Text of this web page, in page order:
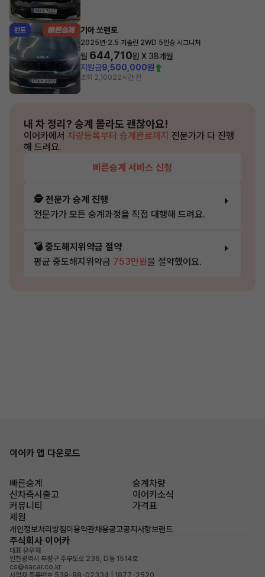
렌트 기아 쏘렌토
2025년·2.5 가솔린 2WD 5인승 시그니처
월 644,710원 X 38개월
지원금9,500,000원
조회 2,10022시간 전
내 차 정리? 승계 몰라도 괜찮아요!
이어카에서 차량등록부터 승계완료까지 전문가가 다 진행
해 드려요.
빠른승계 서비스 신청
🕵️ 전문가 승계 진행
전문가가 모든 승계과정을 직접 대행해 드려요.
💣 중도해지위약금 절약
평균 중도해지위약금 753만원을 절약했어요.
이어카 앱 다운로드
빠른승계
승계차량
신차즉시출고
이어카소식
커뮤니티
가격표
제원
개인정보처리방침이용약관채용공고공지사항브랜드
주식회사 이어카
대표 유우재
인천광역시 부평구 주부토로 236, D동 1514호
cs@eacar.co.kr
사업자 등록번호 539-88-02334 | 1877-2520